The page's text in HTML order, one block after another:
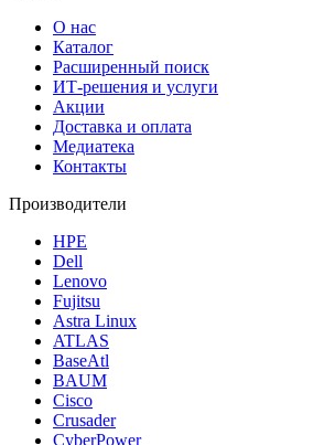
О нас
Каталог
Расширенный поиск
ИТ-решения и услуги
Акции
Доставка и оплата
Медиатека
Контакты
Производители
HPE
Dell
Lenovo
Fujitsu
Astra Linux
ATLAS
BaseAtl
BAUM
Cisco
Crusader
CyberPower